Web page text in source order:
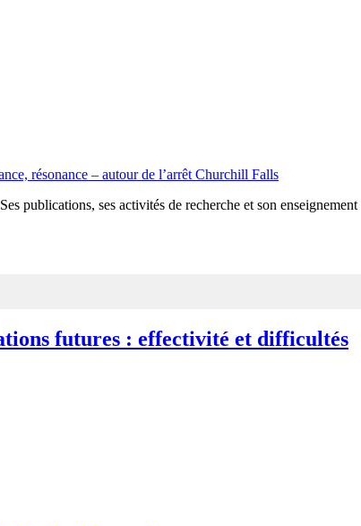
résonance – autour de l’arrêt Churchill Falls
publications, ses activités de recherche et son
futures : effectivité et difficultés